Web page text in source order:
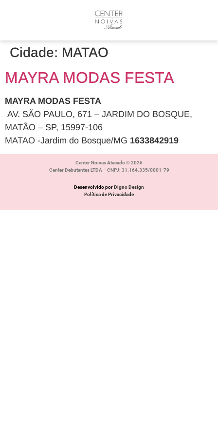
Cidade: MATAO
MAYRA MODAS FESTA
MAYRA MODAS FESTA
AV. SÃO PAULO, 671 – JARDIM DO BOSQUE,
MATÃO – SP, 15997-106
MATAO -Jardim do Bosque/MG 1633842919
Center Noivas Atacado © 2026
Center Debutantes LTDA – CNPJ: 31.164.335/0001-79
Desenvolvido por Digno Design
Política de Privacidade